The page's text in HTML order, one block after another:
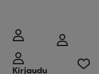
Kirjaudu